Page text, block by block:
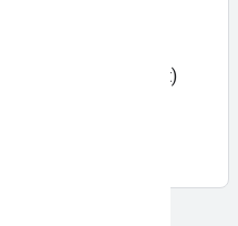
thú cưng hoặc đồ vật)